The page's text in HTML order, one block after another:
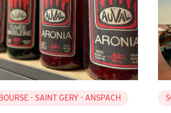
- SAINT GERY - ANSPACH